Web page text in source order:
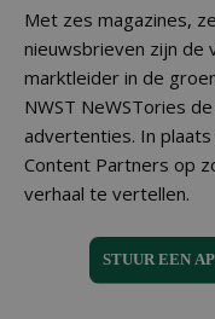
Met zes magazines,
nieuwsbrieven zijn de
marktleider in de
NWST NeWSTories
advertenties. In
Content Partners op
verhaal te vertellen.